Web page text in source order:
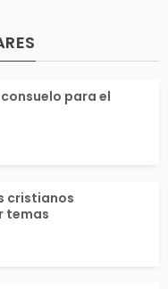
lo
l
adorar a
en la
para el
cristianos
temas